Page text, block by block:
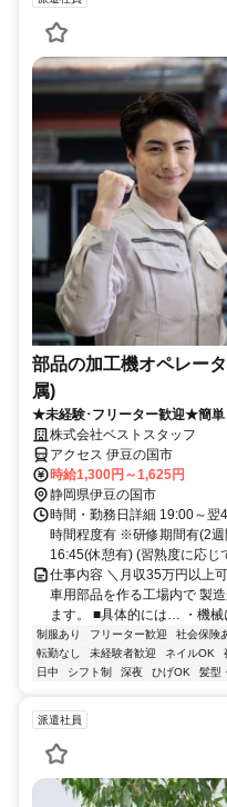
部品の加工機オペレー
属)
★未経験･フリーター歓迎★簡単
土日休み×空調完備！20～40代
株式会社ベストスタッフ
アクセス 伊豆の国市
時給1,300円～1,625円
静岡県伊豆の国市
時間・勤務日詳細 19:00～
時間程度有 ※研修期間有(2週
16:45(休憩有) (習熟度に応じ
仕事内容 ＼月収35万円以上
車用部品を作る工場内で 製
ます。 ■具体的には… ・機
制服あり フリーター歓迎 社会保険
転勤なし
未経験者歓迎 ネイルOK
日中
シフト制 深夜 ひげOK 髪型
派遣社員